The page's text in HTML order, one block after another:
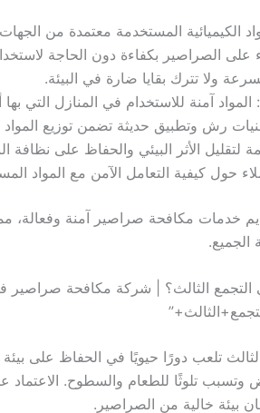
الكيميائية المستخدمة معتمدة من الجهات
على الصراصير بكفاءة دون الحاجة
ولا تترك بقايا ضارة في البيئة.
: المواد آمنة للاستخدام في المنازل التي
رش وتطبيق حديثة تضمن توزيع
لتقليل الأثر البيئي والحفاظ على نظافة
حول كيفية التعامل الآمن مع المواد
خدمات مكافحة صراصير آمنة وفعالة،
الثالث؟ | شركة مكافحة صراصير في
تلعب دورًا حيويًا في الحفاظ على
وتسبب تلوثًا للطعام والسطوح.
بيئة خالية من الصراصير.